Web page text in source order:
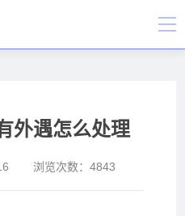
外遇怎么处理
浏览次数： 4843